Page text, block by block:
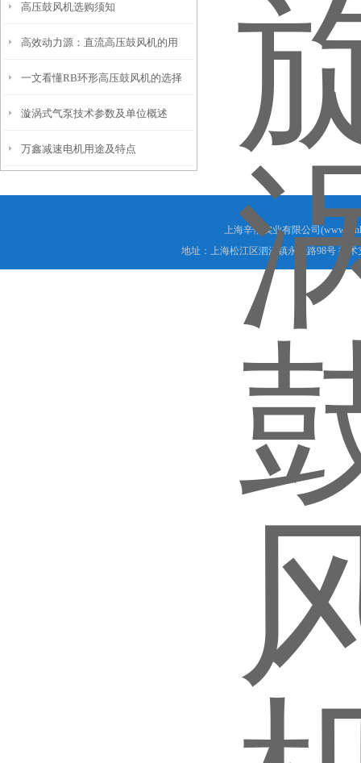
高压鼓风机选购须知
高效动力源：直流高压鼓风机的用
途、原理与维护要点
一文看懂RB环形高压鼓风机的选择
漩涡式气泵技术参数及单位概述
万鑫减速电机用途及特点
上海辛恪实业有限公司
地址：上海松江区泗泾镇永强路98号 技术